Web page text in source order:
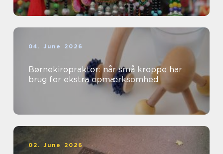
04. June 2026
Børnekiropraktor: når små kroppe har
brug for ekstra opmærksomhed
02. June 2026